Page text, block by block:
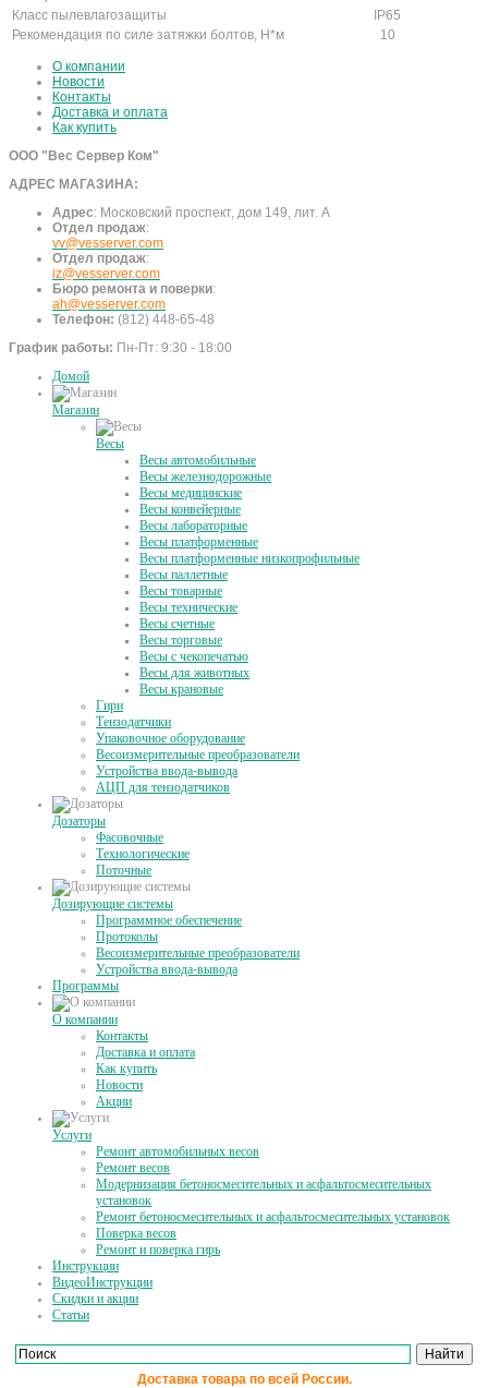
Класс пылевлагозащиты
IP65
Рекомендация по силе затяжки болтов, Н*м
10
О компании
Новости
Контакты
Доставка и оплата
Как купить
ООО "Вес Сервер Ком"
АДРЕС МАГАЗИНА:
Адрес: Московский проспект, дом 149, лит. А
Отдел продаж:
vv@vesserver.com
Отдел продаж:
iz@vesserver.com
Бюро ремонта и поверки:
ah@vesserver.com
Телефон: (812) 448-65-48
График работы: Пн-Пт: 9:30 - 18:00
Домой
Магазин
Весы
Весы автомобильные
Весы железнодорожные
Весы медицинские
Весы конвейерные
Весы лабораторные
Весы платформенные
Весы платформенные низкопрофильные
Весы паллетные
Весы товарные
Весы технические
Весы счетные
Весы торговые
Весы с чекопечатью
Весы для животных
Весы крановые
Гири
Тензодатчики
Упаковочное оборудование
Весоизмерительные преобразователи
Устройства ввода-вывода
АЦП для тензодатчиков
Дозаторы
Фасовочные
Технологические
Поточные
Дозирующие системы
Программное обеспечение
Протоколы
Весоизмерительные преобразователи
Устройства ввода-вывода
Программы
О компании
Контакты
Доставка и оплата
Как купить
Новости
Акции
Услуги
Ремонт автомобильных весов
Ремонт весов
Модернизация бетоносмесительных и асфальтосмесительных
установок
Ремонт бетоносмесительных и асфальтосмесительных установок
Поверка весов
Ремонт и поверка гирь
Инструкции
ВидеоИнструкции
Скидки и акции
Статьи
Доставка товара по всей России.